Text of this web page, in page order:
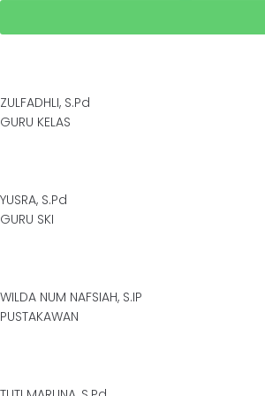
ZULFADHLI, S.Pd
GURU KELAS
YUSRA, S.Pd
GURU SKI
WILDA NUM NAFSIAH, S.IP
PUSTAKAWAN